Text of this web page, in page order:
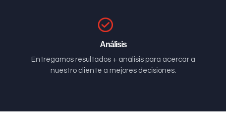
Análisis
Entregamos resultados + análisis para acercar a
nuestro cliente a mejores decisiones.